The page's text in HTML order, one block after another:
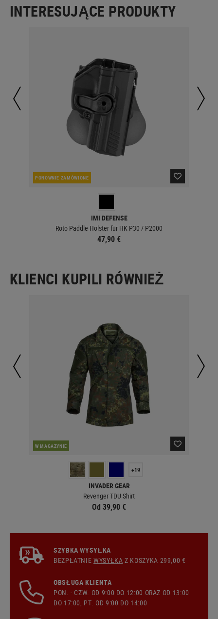
INTERESUJĄCE PRODUKTY
PONOWNIE ZAMÓWIONE
IMI DEFENSE
Roto Paddle Holster für HK P30 / P2000
47,90 €
KLIENCI KUPILI RÓWNIEŻ
W MAGAZYNIE
+19
INVADER GEAR
Revenger TDU Shirt
Od 39,90 €
SZYBKA WYSYŁKA
BEZPŁATNIEWYSYŁKA Z KOSZYKA 299,00 €
OBSŁUGA KLIENTA
PON. - CZW. OD 9:00 DO 12:00 ORAZ OD 13:00
DO 17:00, PT. OD 9:00 DO 14:00